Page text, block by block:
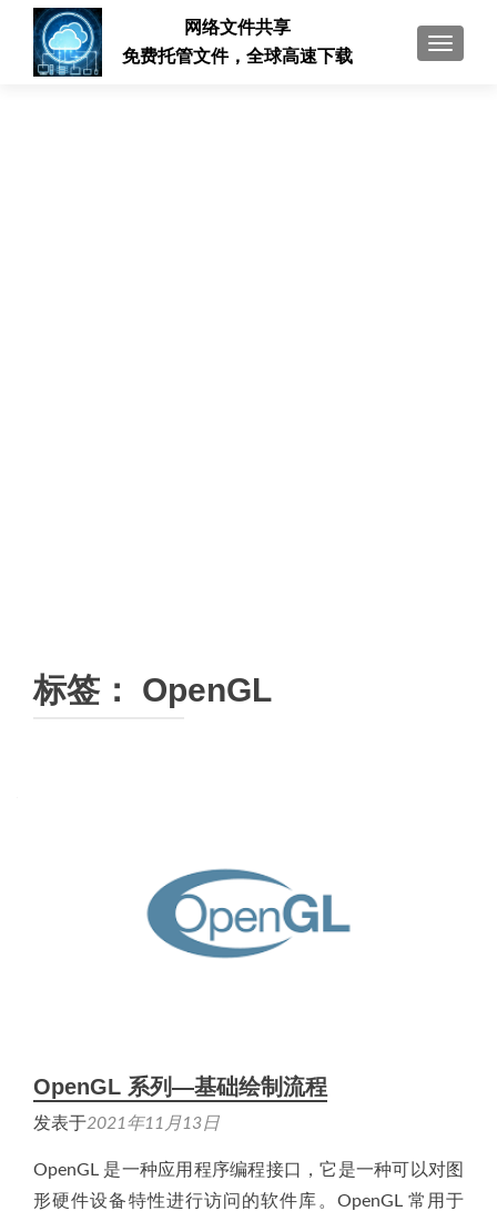
切换导
网络文件共享
免费托管文件，全球高速下载
标签： OpenGL
OpenGL 系列—基础绘制流程
发表于2021年11月13日
OpenGL 是一种应用程序编程接口，它是一种可以对图
形硬件设备特性进行访问的软件库。OpenGL 常用于